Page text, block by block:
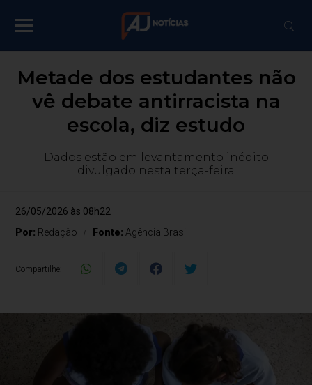
Metade dos estudantes não
vê debate antirracista na
escola, diz estudo
Dados estão em levantamento inédito
divulgado nesta terça-feira
26/05/2026 às 08h22
Por: Redação Fonte: Agência Brasil
Compartilhe: